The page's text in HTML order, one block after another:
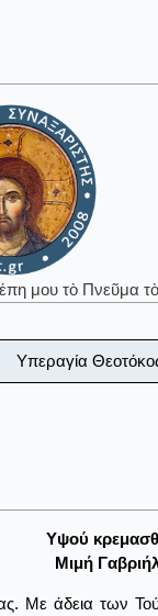
μου τὸ Πνεῦμα τὸ
Υπεραγία
Yψού
Mιμή
Με άδεια των